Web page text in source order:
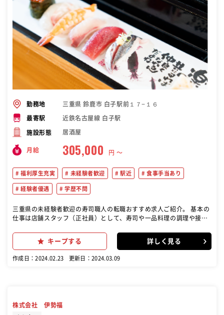
勤務地 三重県 鈴鹿市 白子駅前１７−１６
最寄駅 近鉄名古屋線 白子駅
施設形態 居酒屋
月給 305,000 円 〜
福利厚生充実 未経験者歓迎 駅近 食事手当あり
経験者優遇 学歴不問
三重県の未経験者歓迎の寿司職人の転職おすすめ求人ご紹介。 基本の
仕事は店舗スタッフ（正社員）として、寿司や一品料理の調理や接客
体的には商品の受注・発注・在庫管理、また売上管理、アルバイトの
面接・育成、メニュー開発などです。いち早く店長を目指して頂くた
キープする 詳しく見る
作成日：2024.02.23 更新日：2024.03.09
株式会社 伊勢福